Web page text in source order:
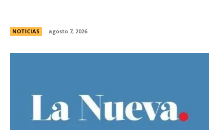
NOTICIAS agosto 7, 2026